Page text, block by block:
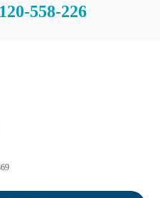
558-226